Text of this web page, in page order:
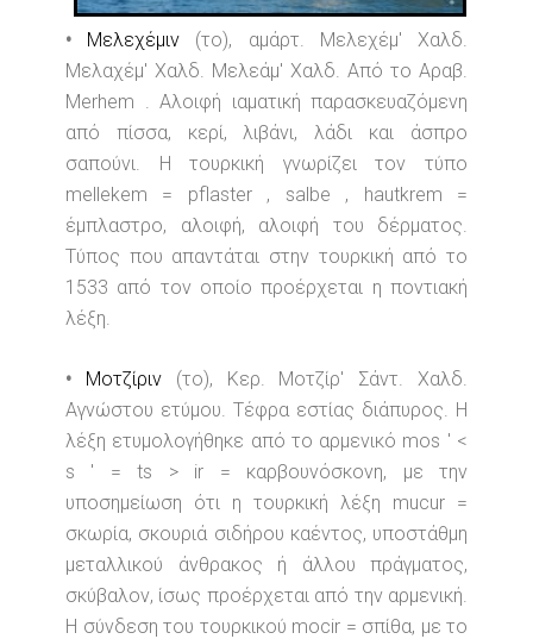
• Μελεχέμιν (το), αμάρτ. Μελεχέμ' Χαλδ.
Μελαχέμ' Χαλδ. Μελεάμ' Χαλδ. Από το Αραβ.
Merhem . Αλοιφή ιαματική παρασκευαζόμενη
από πίσσα, κερί, λιβάνι, λάδι και άσπρο
σαπούνι. Η τουρκική γνωρίζει τον τύπο
mellekem = pflaster , salbe , hautkrem =
έμπλαστρο, αλοιφή, αλοιφή του δέρματος.
Τύπος που απαντάται στην τουρκική από το
1533 από τον οποίο προέρχεται η ποντιακή
λέξη.
• Μοτζίριν(το), Κερ. Μοτζίρ' Σάντ. Χαλδ.
Αγνώστου ετύμου. Τέφρα εστίας διάπυρος. Η
λέξη ετυμολογήθηκε από το αρμενικό mos ' <
s ' = ts > ir = καρβουνόσκονη, με την
υποσημείωση ότι η τουρκική λέξη mucur =
σκωρία, σκουριά σιδήρου καέντος, υποστάθμη
μεταλλικού άνθρακος ή άλλου πράγματος,
σκύβαλον, ίσως προέρχεται από την αρμενική.
Η σύνδεση του τουρκικού mocir = σπίθα, με το